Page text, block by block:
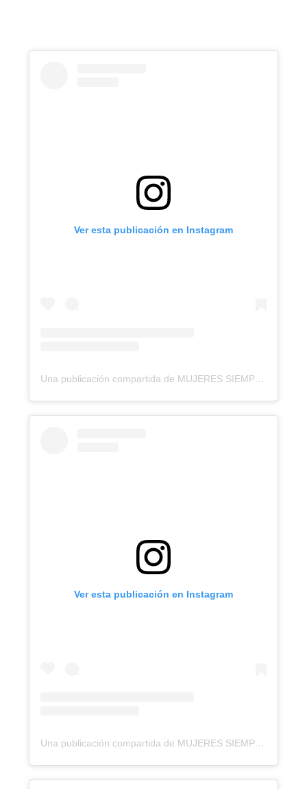
Ver esta publicación en Instagram
Una publicación compartida de MUJERES SIEMPREVIVAS (@mujeres.siemprevivas)
Ver esta publicación en Instagram
Una publicación compartida de MUJERES SIEMPREVIVAS (@mujeres.siemprevivas)